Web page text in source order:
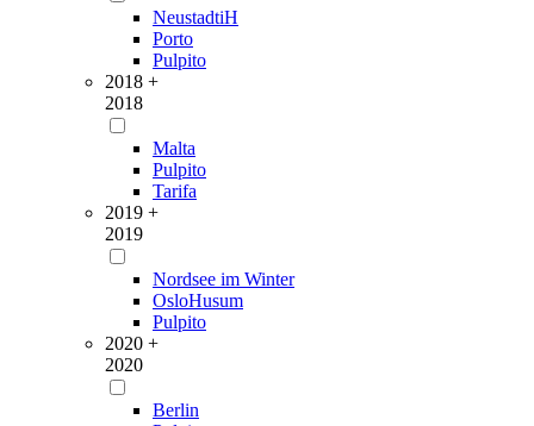
NeustadtiH
Porto
Pulpito
2018 +
2018
Malta
Pulpito
Tarifa
2019 +
2019
Nordsee im Winter
OsloHusum
Pulpito
2020 +
2020
Berlin